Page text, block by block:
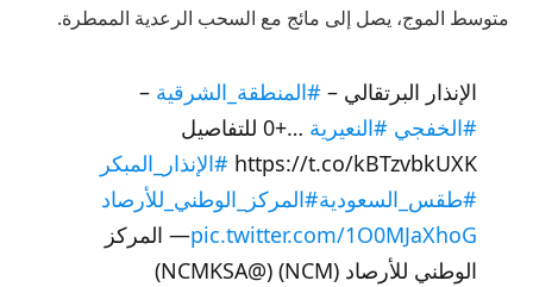
متوسط الموج، يصل إلى مائج مع السحب الرعدية الممطرة.
الإنذار البرتقالي – #المنطقة_الشرقية –
#الخفجي #النعيرية
…+0 للتفاصيل
https://t.co/kBTzvbkUXK #الإنذار_المبكر
#طقس_السعودية#المركز_الوطني_للأرصاد
pic.twitter.com/1O0MJaXhoG— المركز
الوطني للأرصاد (NCM) (@NCMKSA)